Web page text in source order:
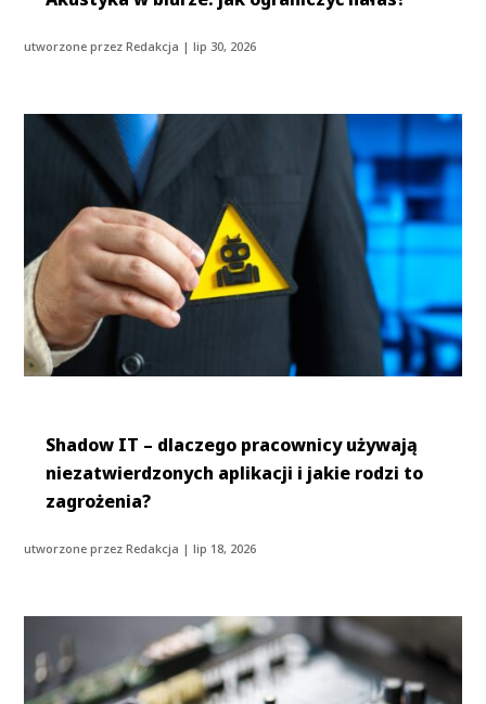
utworzone przezRedakcja |lip 30, 2026
Shadow IT – dlaczego pracownicy używają
niezatwierdzonych aplikacji i jakie rodzi to
zagrożenia?
utworzone przezRedakcja |lip 18, 2026